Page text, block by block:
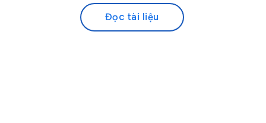
Đọc tài liệu